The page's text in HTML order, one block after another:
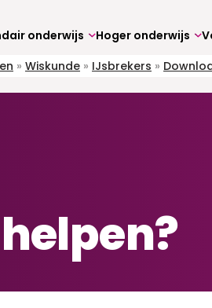
onderwijs Hoger onderwijs
» Wiskunde » IJsbrekers »